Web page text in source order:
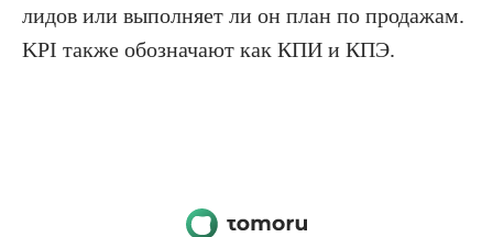
лидов или выполняет ли он план по продажам.
KPI также обозначают как КПИ и КПЭ.